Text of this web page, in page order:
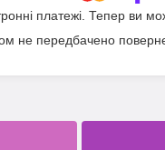
платежі. Тепер ви
не передбачено